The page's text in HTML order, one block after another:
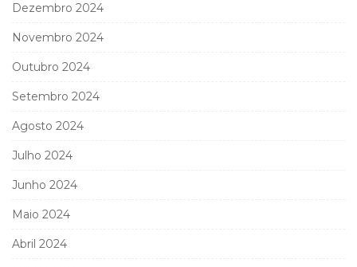
Dezembro 2024
Novembro 2024
Outubro 2024
Setembro 2024
Agosto 2024
Julho 2024
Junho 2024
Maio 2024
Abril 2024